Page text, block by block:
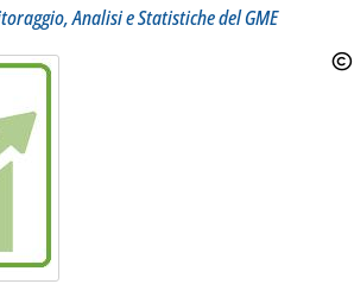
Analisi e Statistiche del GME